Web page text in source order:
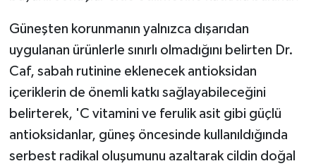
Güneşten korunmanın yalnızca dışarıdan
uygulanan ürünlerle sınırlı olmadığını belirten Dr.
Caf, sabah rutinine eklenecek antioksidan
içeriklerin de önemli katkı sağlayabileceğini
belirterek, 'C vitamini ve ferulik asit gibi güçlü
antioksidanlar, güneş öncesinde kullanıldığında
serbest radikal oluşumunu azaltarak cildin doğal